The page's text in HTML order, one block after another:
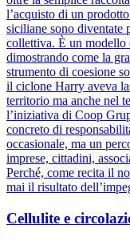
l’acquisto di un
siciliane sono diventate
collettiva. È un modello
dimostrando come la
strumento di coesione
il ciclone Harry aveva
territorio ma anche nel
l’iniziativa di Coop
concreto di
occasionale, ma un
imprese, cittadini,
Perché, come recita il
mai il risultato
Cellulite e